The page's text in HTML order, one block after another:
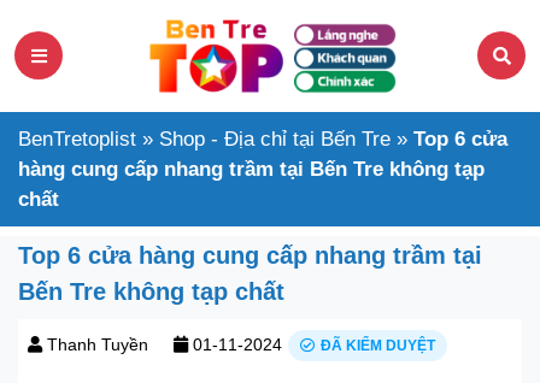
BenTretoplist » Shop - Địa chỉ tại Bến Tre » Top 6 cửa
hàng cung cấp nhang trầm tại Bến Tre không tạp
chất
Top 6 cửa hàng cung cấp nhang trầm tại
Bến Tre không tạp chất
Thanh Tuyền 01-11-2024 ĐÃ KIỂM DUYỆT